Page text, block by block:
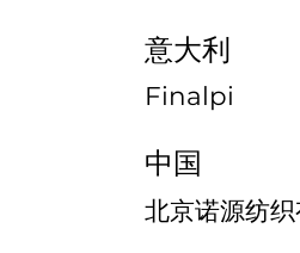
意大利
Finalpi
中国
北京诺源纺